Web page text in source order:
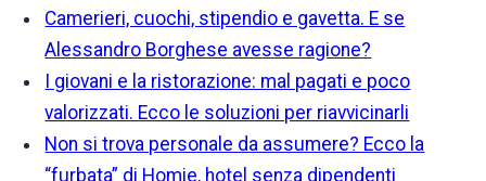
Camerieri, cuochi, stipendio e gavetta. E se
Alessandro Borghese avesse ragione?
I giovani e la ristorazione: mal pagati e poco
valorizzati. Ecco le soluzioni per riavvicinarli
Non si trova personale da assumere? Ecco la
“furbata” di Homie, hotel senza dipendenti